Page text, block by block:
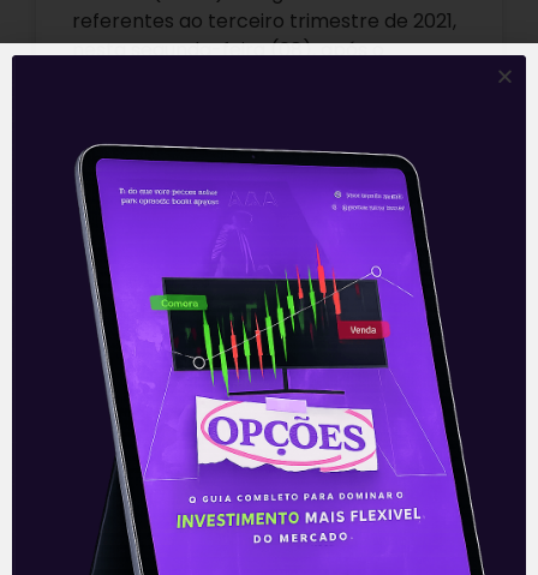
referentes ao terceiro trimestre de 2021,
nesta segunda-feira (08), após o
Leia mais
09/11/2021
E EU COM ISSO